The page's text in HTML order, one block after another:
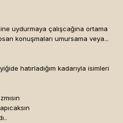
uydurmaya çalışcağına ortama
konuşmaları umursama veya...
hatırladığım kadarıyla isimleri